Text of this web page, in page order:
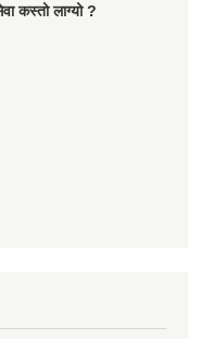
कस्तो लाग्यो ?